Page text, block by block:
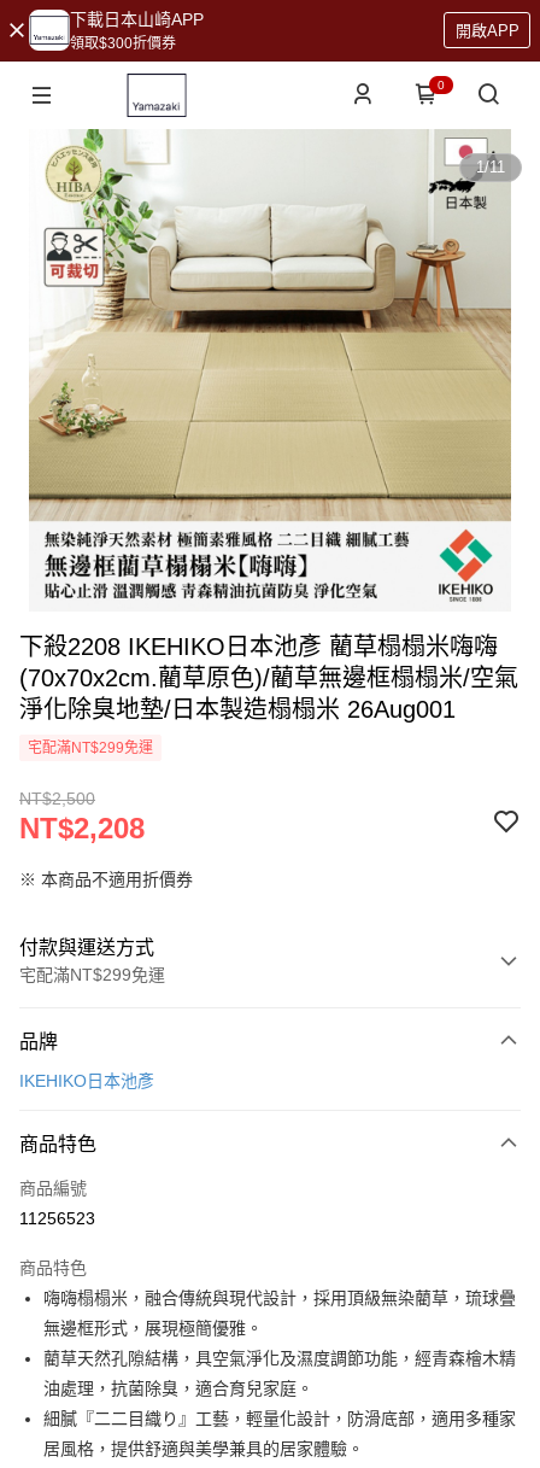
下載日本山崎APP
領取$300折價券
開啟APP
0
1/11
下殺2208 IKEHIKO日本池彥 藺草榻榻米嗨嗨
(70x70x2cm.藺草原色)/藺草無邊框榻榻米/空氣
淨化除臭地墊/日本製造榻榻米 26Aug001
宅配滿NT$299免運
NT$2,500
NT$2,208
※ 本商品不適用折價券
付款與運送方式
宅配滿NT$299免運
信用卡一次付款
Apple Pay
悠遊付
全盈+PAY
大哥付你分期
相關說明
【大哥付你分期使用說明】
1.本服務由台灣大哥大提供，台灣大哥大用戶可立即使用無須另外申請。
2.付款方式選擇「大哥付你分期」，訂單成立後會自動跳轉到大哥付的交易
流程，驗證手機門號後，選擇欲分期的期數、繳款截止日，確認付款後即完
ATM付款
運送方式
品牌
IKEHIKO日本池彥
商品特色
商品編號
11256523
商品特色
嗨嗨榻榻米，融合傳統與現代設計，採用頂級無染藺草，琉球疊
無邊框形式，展現極簡優雅。
藺草天然孔隙結構，具空氣淨化及濕度調節功能，經青森檜木精
油處理，抗菌除臭，適合育兒家庭。
細膩『二二目織り』工藝，輕量化設計，防滑底部，適用多種家
居風格，提供舒適與美學兼具的居家體驗。